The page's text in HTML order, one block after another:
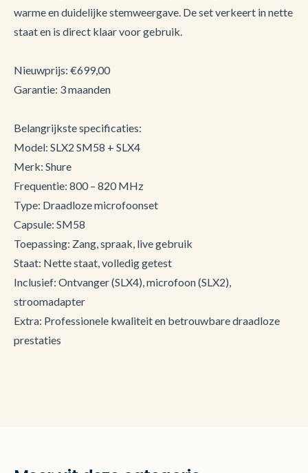
warme en duidelijke stemweergave. De set verkeert in nette
staat en is direct klaar voor gebruik.
Nieuwprijs: €699,00
Garantie: 3 maanden
Belangrijkste specificaties:
Model: SLX2 SM58 + SLX4
Merk: Shure
Frequentie: 800 – 820 MHz
Type: Draadloze microfoonset
Capsule: SM58
Toepassing: Zang, spraak, live gebruik
Staat: Nette staat, volledig getest
Inclusief: Ontvanger (SLX4), microfoon (SLX2),
stroomadapter
Extra: Professionele kwaliteit en betrouwbare draadloze
prestaties